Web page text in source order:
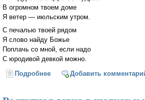
В огромном твоем доме
Я ветер — июльским утром.
С печалью твоей рядом
Я слово найду Божье
Поплачь со мной, если надо
С юродивой девкой можно.
Подробнее о Блаженная
Добавить